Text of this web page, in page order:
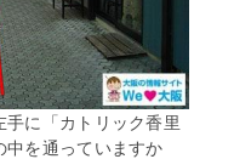
に「カトリック香里
中を通っていますか